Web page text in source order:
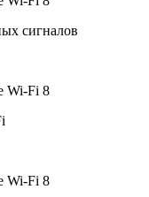
сигналов